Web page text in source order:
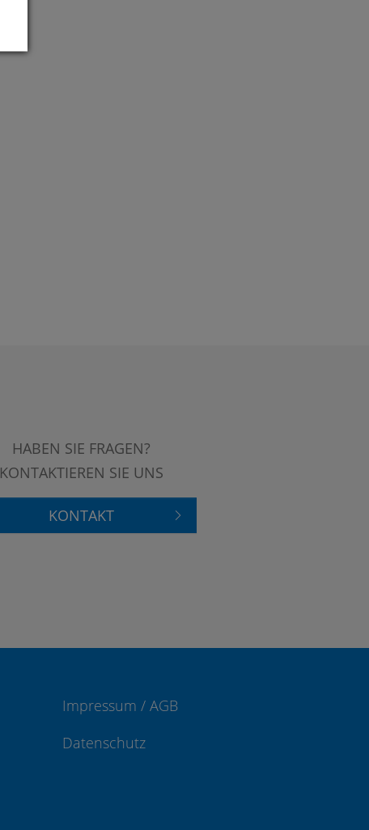
HABEN SIE FRAGEN?
KONTAKTIEREN SIE UNS
KONTAKT
Impressum / AGB
Datenschutz